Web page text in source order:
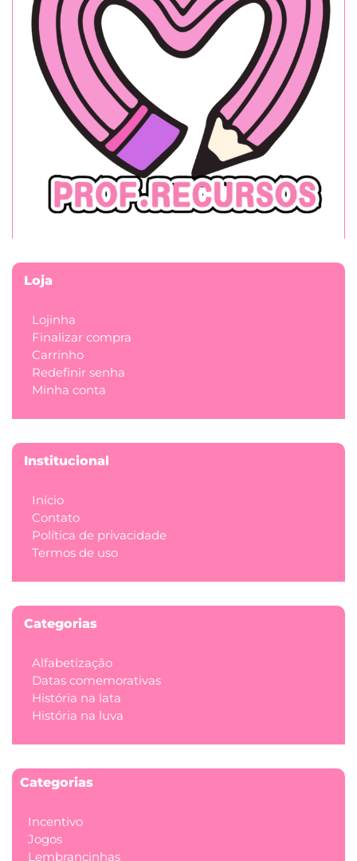
Loja
Lojinha
Finalizar compra
Carrinho
Redefinir senha
Minha conta
Institucional
Início
Contato
Política de privacidade
Termos de uso
Categorias
Alfabetização
Datas comemorativas
História na lata
História na luva
Categorias
Incentivo
Jogos
Lembrancinhas